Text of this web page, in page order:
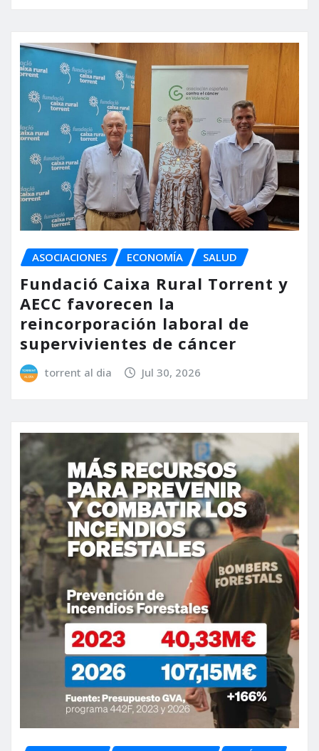
ASOCIACIONES ECONOMÍA SALUD
Fundació Caixa Rural Torrent y
AECC favorecen la
reincorporación laboral de
supervivientes de cáncer
torrent al dia Jul 30, 2026